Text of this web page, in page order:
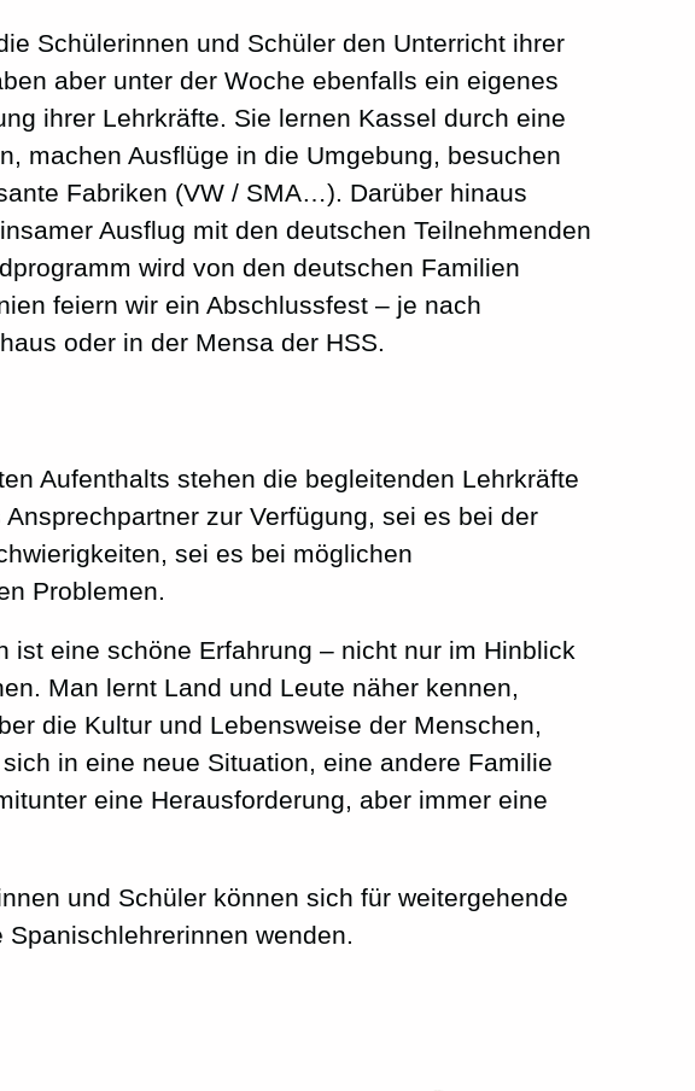
Schülerinnen und Schüler den Unterricht ihrer
aber unter der Woche ebenfalls ein eigenes
ihrer Lehrkräfte. Sie lernen Kassel durch eine
machen Ausflüge in die Umgebung, besuchen
Fabriken (VW / SMA…). Darüber hinaus
Ausflug mit den deutschen Teilnehmenden
wird von den deutschen Familien
feiern wir ein Abschlussfest – je nach
oder in der Mensa der HSS.
Aufenthalts stehen die begleitenden Lehrkräfte
zur Verfügung, sei es bei der
sei es bei möglichen
Problemen.
ist eine schöne Erfahrung – nicht nur im Hinblick
Man lernt Land und Leute näher kennen,
die Kultur und Lebensweise der Menschen,
in eine neue Situation, eine andere Familie
eine Herausforderung, aber immer eine
und Schüler können sich für weitergehende
Spanischlehrerinnen wenden.